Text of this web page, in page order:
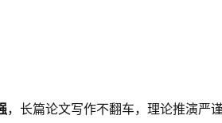
，长篇论文写作不翻车，理论推演严